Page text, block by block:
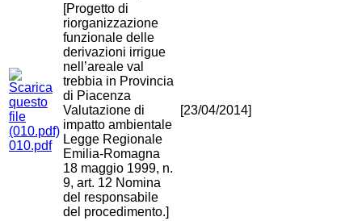
010.pdf
[Progetto di
riorganizzazione
funzionale delle
derivazioni irrigue
nell’areale val
trebbia in Provincia
di Piacenza
Valutazione di
impatto ambientale
Legge Regionale
Emilia-Romagna
18 maggio 1999, n.
9, art. 12 Nomina
del responsabile
del procedimento.]
[23/04/2014]